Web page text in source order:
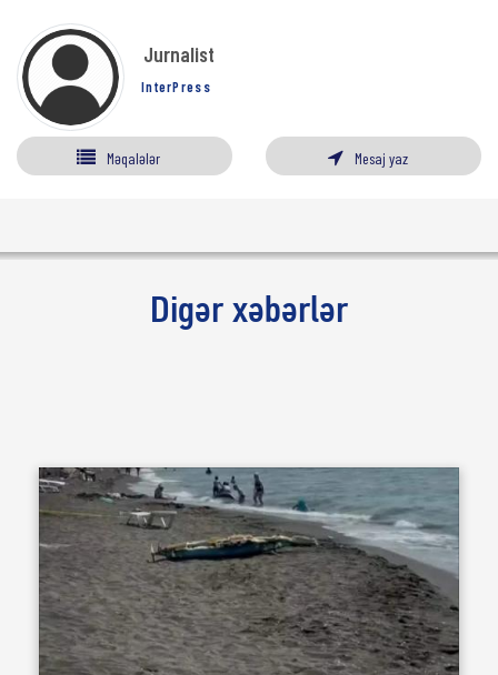
Jurnalist
InterPress
Məqalələr Mesaj yaz
Digər xəbərlər